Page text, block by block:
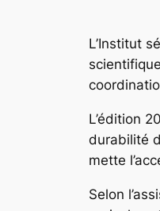
L’Institut
L’édition
durabilité
mette
Selon